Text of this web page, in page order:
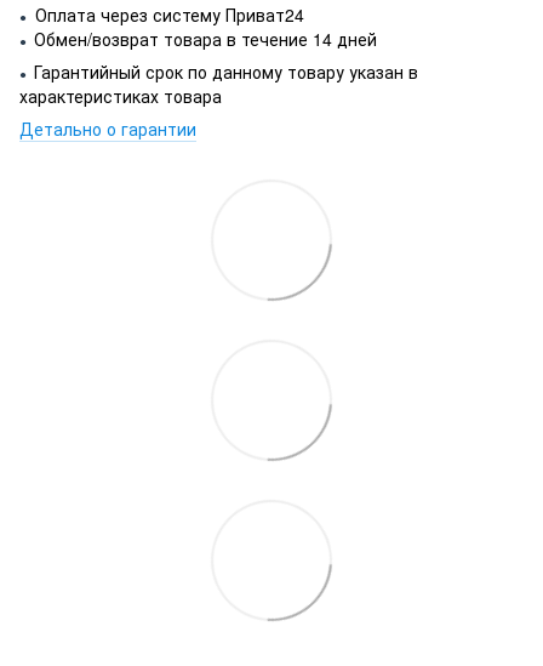
● Оплата через систему Приват24
● Обмен/возврат товара в течение 14 дней
● Гарантийный срок по данному товару указан в
характеристиках товара
Детально о гарантии